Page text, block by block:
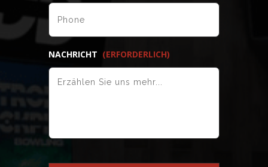
NACHRICHT (ERFORDERLICH)